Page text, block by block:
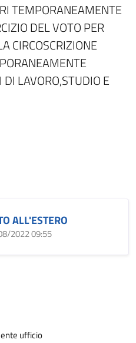
TEMPORANEAMENTE
DEL VOTO PER
CIRCOSCRIZIONE
LAVORO,STUDIO E
ALL'ESTERO
2022 09:55
ufficio